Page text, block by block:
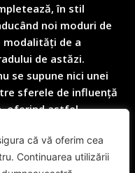
că vă oferim cea
Continuarea utilizării
în stil
noi moduri de
modalități de a
de astăzi.
se supune nici unei
sferele de influență
oferind astfel